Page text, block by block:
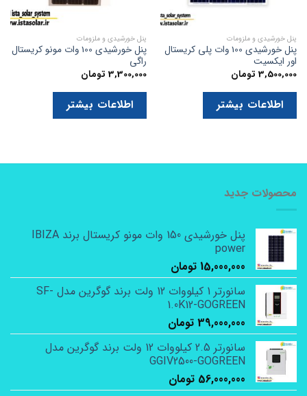
پنل خورشیدی و ملزومات
پنل خورشیدی 100 وات پلی کریستال
اور ایکسیت
3,500,000 تومان
اطلاعات بیشتر
پنل خورشیدی و ملزومات
پنل خورشیدی 100 وات مونو کریستال
راگی
3,300,000 تومان
اطلاعات بیشتر
محصولات جدید
پنل خورشیدی 150 وات مونو کریستال برند IBIZA
power
15,000,000 تومان
سانورتر 1 کیلووات 12 ولت برند گوگرین مدل SF-
1.0K12-GOGREEN
39,000,000 تومان
سانورتر 2.5 کیلووات 12 ولت برند گوگرین مدل
GGIV2500-GOGREEN
56,000,000 تومان